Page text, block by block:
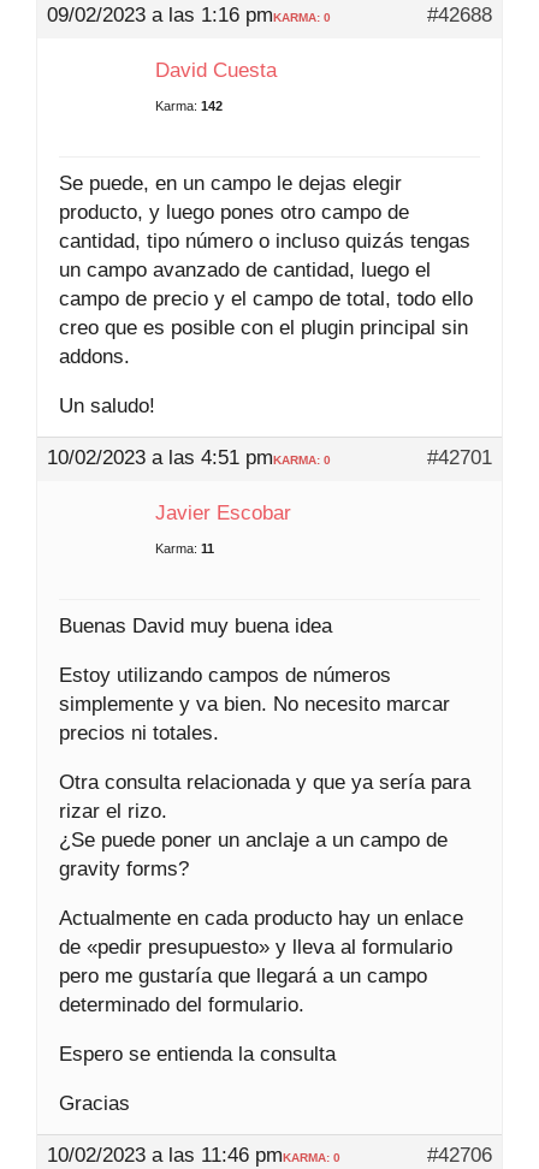
09/02/2023 a las 1:16 pm #42688
KARMA: 0
David Cuesta
Karma: 142
Se puede, en un campo le dejas elegir
producto, y luego pones otro campo de
cantidad, tipo número o incluso quizás tengas
un campo avanzado de cantidad, luego el
campo de precio y el campo de total, todo ello
creo que es posible con el plugin principal sin
addons.
Un saludo!
10/02/2023 a las 4:51 pm #42701
KARMA: 0
Javier Escobar
Karma: 11
Buenas David muy buena idea
Estoy utilizando campos de números
simplemente y va bien. No necesito marcar
precios ni totales.
Otra consulta relacionada y que ya sería para
rizar el rizo.
¿Se puede poner un anclaje a un campo de
gravity forms?
Actualmente en cada producto hay un enlace
de «pedir presupuesto» y lleva al formulario
pero me gustaría que llegará a un campo
determinado del formulario.
Espero se entienda la consulta
Gracias
10/02/2023 a las 11:46 pm #42706
KARMA: 0